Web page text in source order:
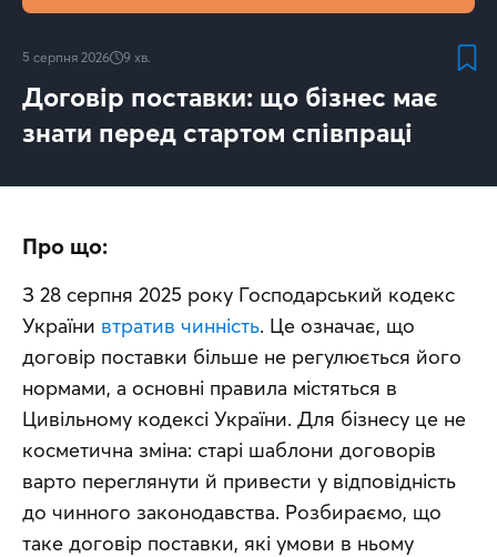
5 серпня 2026 9 хв.
Договір поставки: що бізнес має
знати перед стартом співпраці
Про що:
З 28 серпня 2025 року Господарський кодекс
України втратив чинність. Це означає, що
договір поставки більше не регулюється його
нормами, а основні правила містяться в
Цивільному кодексі України. Для бізнесу це не
косметична зміна: старі шаблони договорів
варто переглянути й привести у відповідність
до чинного законодавства. Розбираємо, що
таке договір поставки, які умови в ньому